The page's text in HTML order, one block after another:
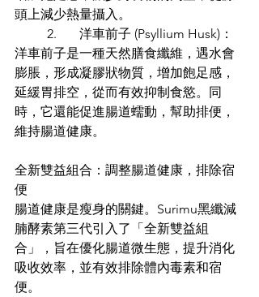
頭上減少熱量攝入。
洋車前子是一種天然膳食纖維，遇水會
膨脹，形成凝膠狀物質，增加飽足感，
延緩胃排空，從而有效抑制食慾。同
時，它還能促進腸道蠕動，幫助排便，
維持腸道健康。
全新雙益組合：調整腸道健康，排除宿
便
腸道健康是瘦身的關鍵。Surimu黑纖減
腩酵素第三代引入了「全新雙益組
合」，旨在優化腸道微生態，提升消化
吸收效率，並有效排除體內毒素和宿
便。